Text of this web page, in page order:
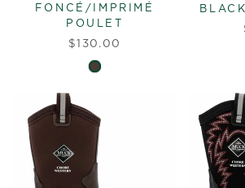
FONCÉ/IMPRIMÉ
POULET
$130.00